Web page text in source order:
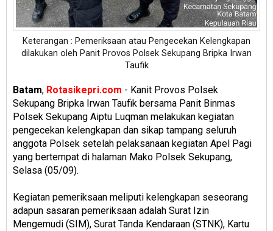
Keterangan : Pemeriksaan atau Pengecekan Kelengkapan
dilakukan oleh Panit Provos Polsek Sekupang Bripka Irwan
Taufik
Batam, Rotasikepri.com - Kanit Provos Polsek
Sekupang Bripka Irwan Taufik bersama Panit Binmas
Polsek Sekupang Aiptu Luqman melakukan kegiatan
pengecekan kelengkapan dan sikap tampang seluruh
anggota Polsek setelah pelaksanaan kegiatan Apel Pagi
yang bertempat di halaman Mako Polsek Sekupang,
Selasa (05/09).
Kegiatan pemeriksaan meliputi kelengkapan seseorang
adapun sasaran pemeriksaan adalah Surat Izin
Mengemudi (SIM), Surat Tanda Kendaraan (STNK), Kartu